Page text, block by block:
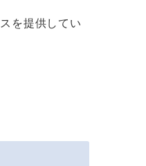
を提供してい